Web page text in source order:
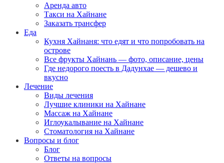
Аренда авто
Такси на Хайнане
Заказать трансфер
Еда
Кухня Хайнаня: что едят и что попробовать на
острове
Все фрукты Хайнань — фото, описание, цены
Где недорого поесть в Дадунхае — дешево и
вкусно
Лечение
Виды лечения
Лучшие клиники на Хайнане
Массаж на Хайнане
Иглоукалывание на Хайнане
Стоматология на Хайнане
Вопросы и блог
Блог
Ответы на вопросы